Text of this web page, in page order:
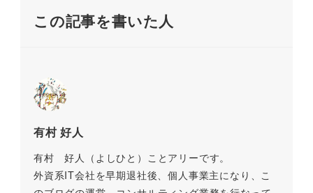
k
この記事を書いた人
有村 好人
有村 好人（よしひと）ことアリーです。
外資系IT会社を早期退社後、個人事業主になり、こ